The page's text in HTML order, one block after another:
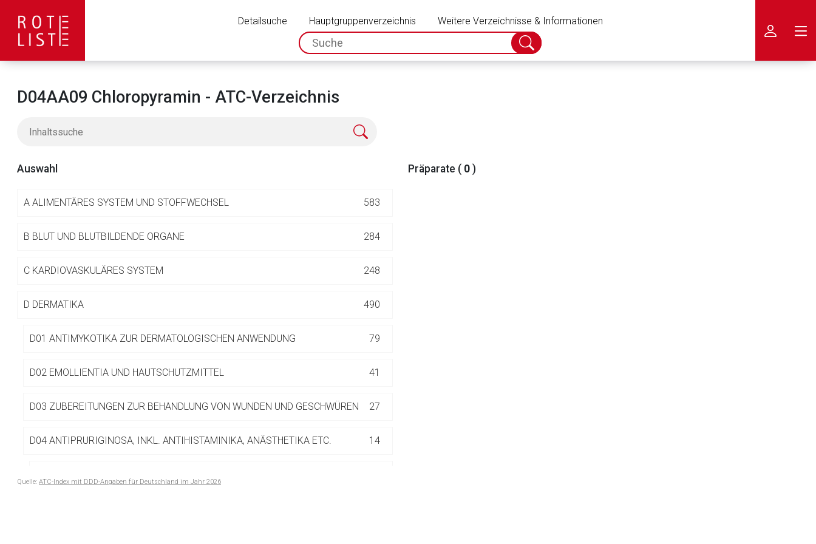
Detailsuche Hauptgruppenverzeichnis
Weitere Verzeichnisse & Informationen
spc.search.input.placeholder
Suche
abschicken
D04AA09 Chloropyramin - ATC-Verzeichnis
Auswahl
A ALIMENTÄRES SYSTEM UND STOFFWECHSEL 583
B BLUT UND BLUTBILDENDE ORGANE 284
C KARDIOVASKULÄRES SYSTEM 248
D DERMATIKA 490
D01 ANTIMYKOTIKA ZUR DERMATOLOGISCHEN ANWENDUNG 79
D02 EMOLLIENTIA UND HAUTSCHUTZMITTEL 41
D03 ZUBEREITUNGEN ZUR BEHANDLUNG VON WUNDEN UND GESCHWÜREN 27
D04 ANTIPRURIGINOSA, INKL. ANTIHISTAMINIKA, ANÄSTHETIKA ETC. 14
Quelle: ATC-Index mit DDD-Angaben für Deutschland im Jahr 2026
Präparate ( 0 )
Aufruf einer externen Seite
Der von Ihnen aufgerufene Link öffnet eine externe Web-Seite. Für die Inhalte der externen Web-Seite ist deren